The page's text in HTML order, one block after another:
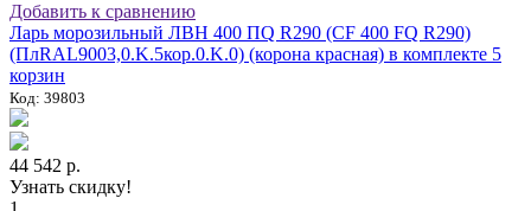
Добавить к сравнению
Ларь морозильный ЛВН 400 ПQ R290 (СF 400 FQ R290)
(ПлRAL9003,0.K.5кор.0.K.0) (корона красная) в комплекте 5
корзин
Код: 39803
44 542 р.
Узнать скидку!